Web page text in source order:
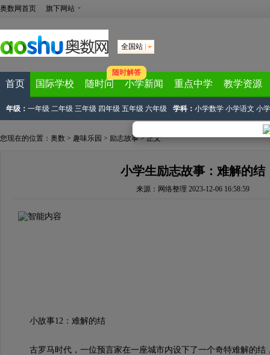
奥数网首页 旗下网站
全国站
首页 国际学校 随时问
随时解答
小学新闻 重点中学 教学资源
年级： 一年级 二年级 三年级 四年级 五年级 六年级 学科： 小学数学 小学语文 小
您现在的位置： 奥数 > 趣味乐园 > 励志故事> 正文
小学生励志故事：难解的结
来源： 网络整理 2023-12-06 16:58:59
小故事12：难解的结
古罗马时代，一位预言家在一座城市内设下了一个奇特难解的结